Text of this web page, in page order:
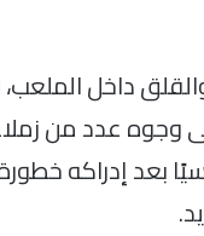
داخل
عدد من زملاء
بعد إدراكه